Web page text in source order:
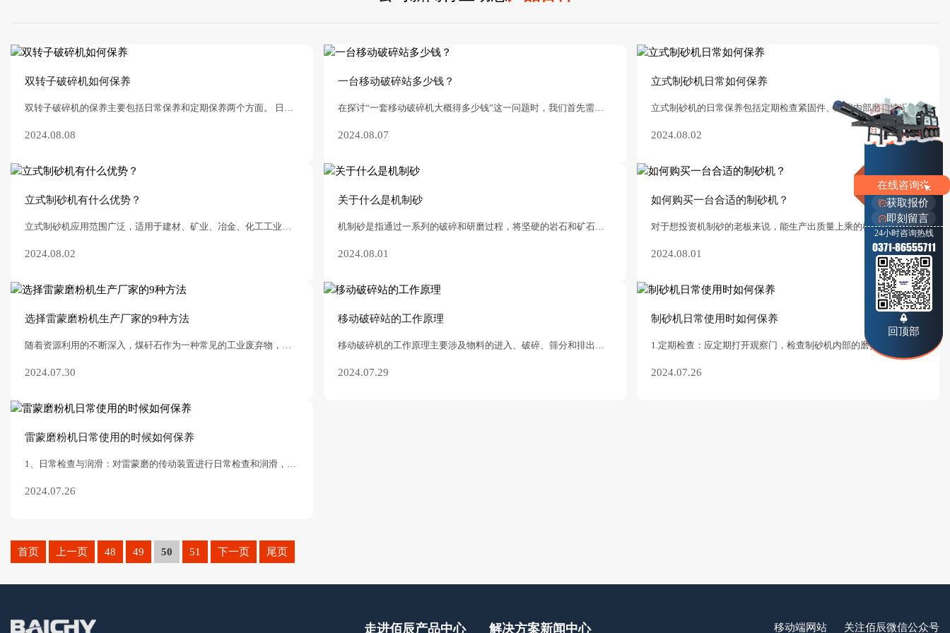
双转子破碎机如何保养
2024.08.08
一台移动破碎站多少钱？
2024.08.07
立式制砂机日常如何保养
立式制砂机的日常保养包括定期检查紧固件、‌观察内部磨损情况、‌润滑与换油、‌调整传动三角带、‌控制粉尘溢出和加装防护设备。‌ 1. 定期检查紧固件：‌每
2024.08.02
立式制砂机有什么优势？
2024.08.02
关于什么是机制砂
2024.08.01
如何购买一台合适的制砂机？
对于想投资机制砂的老板来说，能生产出质量上乘的机制砂骨料，想必会不愁销路。对于机制砂而言，制砂机是不可或缺的设备。制砂机品质的好坏，影响着整个砂石生产线的砂石质
2024.08.01
选择雷蒙磨粉机生产厂家的9种方法
2024.07.30
移动破碎站的工作原理
2024.07.29
制砂机日常使用时如何保养
2024.07.26
雷蒙磨粉机日常使用的时候如何保养
2024.07.26
首页 上一页 48 49 50 51 下一页 尾页
走进佰辰产品中心 解决方案新闻中心 移动端网站 关注佰辰微信公众号
在线咨询
获取报价
即刻留言
24小时咨询热线
0371-86555711
回顶部